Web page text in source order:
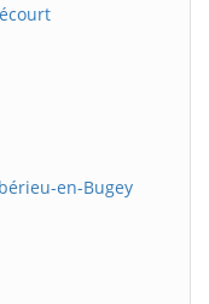
en-Bugey